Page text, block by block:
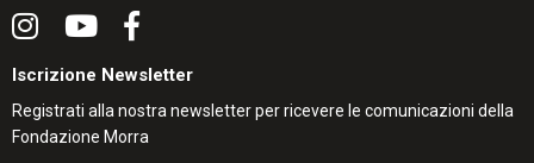
Iscrizione Newsletter
Registrati alla nostra newsletter per ricevere le comunicazioni della
Fondazione Morra